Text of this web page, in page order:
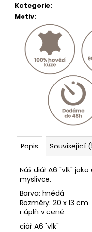
Kategorie:
Motiv:
Popis Související
Náš diář A6 "vlk"
myslivce.
Barva: hnědá
Rozměry: 20 x 13 cm
náplň v ceně
diář A6 "vlk"
e
m
KOŽENÝ
PÁSEK
ČERNÝ